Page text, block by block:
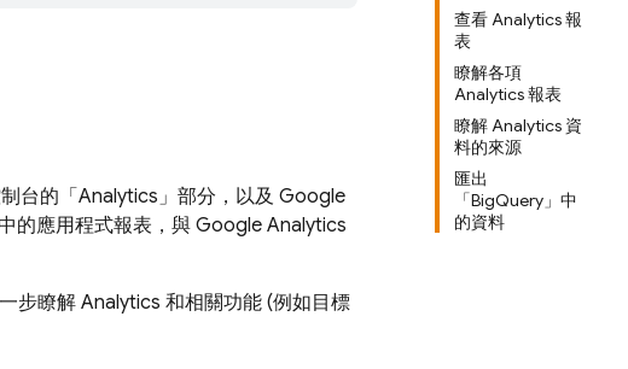
查看 Analytics 報
表
瞭解各項
Analytics 報表
瞭解 Analytics 資
料的來源
匯出
「BigQuery」中
的資料
台的「Analytics」 部分，以及 Google
的應用程式報表，與 Google Analytics
步瞭解 Analytics 和相關功能 (例如目標